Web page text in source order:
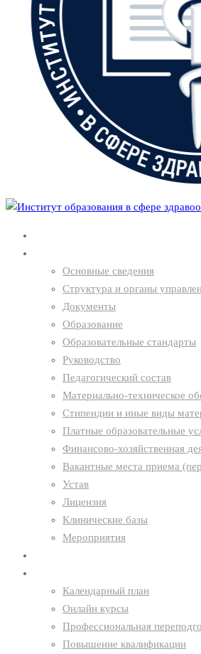
Основные сведения
Структура и органы
Документы
Образование
Образовательные стандарты
Руководство
Педагогический состав
Материально-техническое
Стипендии и иные виды
Платные образовательные
Финансово-хозяйственная
Вакантные места приема
Устав
Лицензия
Клинические базы
Мероприятия
Календарный план
Онлайн курсы
Профессиональная
Повышение квалификации